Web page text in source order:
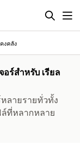
งคลัง
ร์สำหรับ เรียล
ลายรายทั่วทั้ง
ที่หลากหลาย